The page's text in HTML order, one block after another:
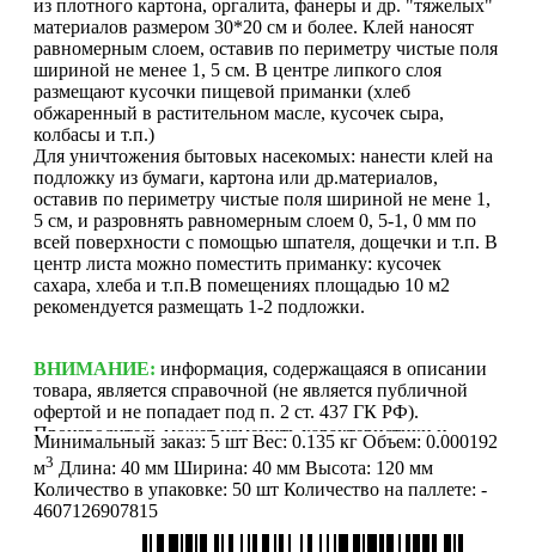
из плотного картона, оргалита, фанеры и др. "тяжелых"
материалов размером 30*20 см и более. Клей наносят
равномерным слоем, оставив по периметру чистые поля
шириной не менее 1, 5 см. В центре липкого слоя
размещают кусочки пищевой приманки (хлеб
обжаренный в растительном масле, кусочек сыра,
колбасы и т.п.)
Для уничтожения бытовых насекомых: нанести клей на
подложку из бумаги, картона или др.материалов,
оставив по периметру чистые поля шириной не мене 1,
5 см, и разровнять равномерным слоем 0, 5-1, 0 мм по
всей поверхности с помощью шпателя, дощечки и т.п. В
центр листа можно поместить приманку: кусочек
сахара, хлеба и т.п.В помещениях площадью 10 м2
рекомендуется размещать 1-2 подложки.
ВНИМАНИЕ: информация, содержащаяся в описании
товара, является справочной (не является публичной
офертой и не попадает под п. 2 ст. 437 ГК РФ).
Производитель может изменить характеристики и
внешний вид товара без предварительного уведомления.
Фотографии (изображения) могут отличаться от
действительного вида товара. Для уточнения деталей
обращайтесь к менеджерам. Если Вы нашли неточность
или у Вас есть другие комментарии по описанию
Минимальный заказ: 5 шт Вес: 0.135 кг Объем: 0.000192
м3 Длина: 40 мм Ширина: 40 мм Высота: 120 мм
Количество в упаковке: 50 шт Количество на паллете: -
4607126907815